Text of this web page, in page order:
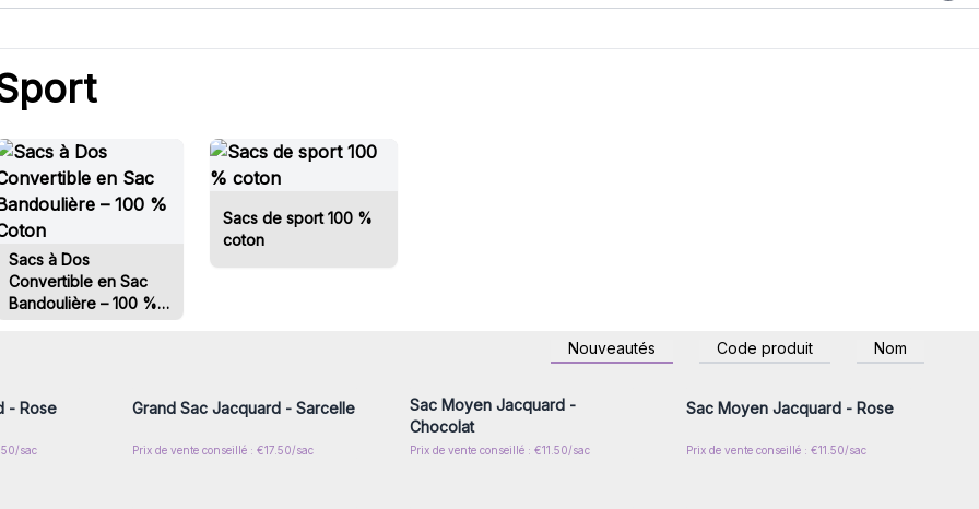
Sacs à Dos
Convertible en Sac
Bandoulière – 100 %
Coton
Sacs de sport 100 %
coton
Nouveautés Code produit Nom
- Rose
sac
Grand Sac Jacquard - Sarcelle
Prix de vente conseillé : €17.50/sac
Connectez-vous ou inscrivez-
vous pour accéder aux prix de
Sac Moyen Jacquard -
Chocolat
Prix de vente conseillé : €11.50/sac
Connectez-vous ou inscrivez-
vous pour accéder aux prix de
gros
Sac Moyen Jacquard - Rose
Prix de vente conseillé : €11.50/sac
Connectez-vous ou inscrivez-
Connectez-vous ou inscrivez-
Connectez-vous ou inscrivez-